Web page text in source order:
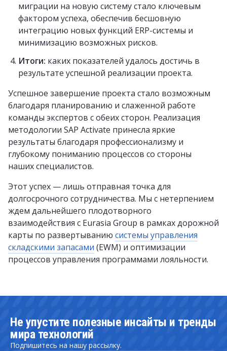
миграции на новую систему стало ключевым
фактором успеха, обеспечив бесшовную
интеграцию новых функций ERP-системы и
минимизацию возможных рисков.
Итоги: каких показателей удалось достичь в
результате успешной реализации проекта.
Успешное завершение проекта стало возможным
благодаря планированию и слаженной работе
команды экспертов с обеих сторон. Реализация
методологии SAP Activate принесла яркие
результаты благодаря профессионализму и
глубокому пониманию процессов со стороны
наших специалистов.
Этот успех — лишь отправная точка для
долгосрочного сотрудничества. Мы с нетерпением
ждем дальнейшего плодотворного
взаимодействия с Eurasia Group в рамках дорожной
карты по развертыванию системы управления
складскими запасами (EWM) и оптимизации
процессов управления программами лояльности.
Не упустите полезные инсайты и тренды
мира технологий
Подпишитесь на нашу рассылку.